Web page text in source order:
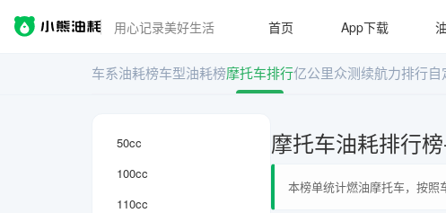
用心记录美好生活 首页 App下载
车系油耗榜车型油耗榜摩托车排行亿公里众测续航力排行
50cc
100cc
110cc
摩托车油耗排行
本榜单统计燃油摩托车，按照